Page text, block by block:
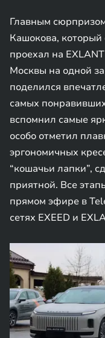
Главным
Кашокова,
проехал на
Москвы на одной
поделился
самых
вспомнил самые
особо отметил
эргономичных
“кошачьи лапки”,
приятной. Все
прямом эфире в
сетях EXEED и